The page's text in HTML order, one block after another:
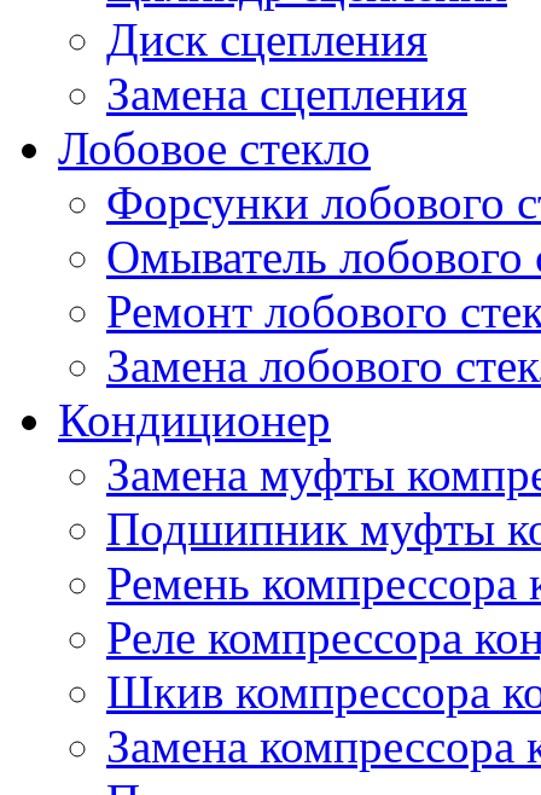
Диск сцепления
Замена сцепления
Лобовое стекло
Форсунки лобового
Омыватель лобового
Ремонт лобового
Замена лобового
Кондиционер
Замена муфты
Подшипник муфты
Ремень компрессора
Реле компрессора
Шкив компрессора
Замена компрессора